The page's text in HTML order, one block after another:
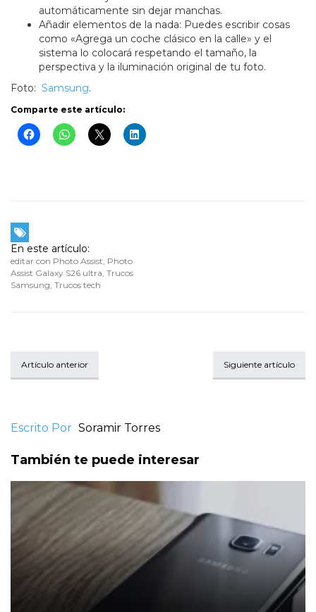
automáticamente sin dejar manchas.
Añadir elementos de la nada: Puedes escribir cosas
como «Agrega un coche clásico en la calle» y el
sistema lo colocará respetando el tamaño, la
perspectiva y la iluminación original de tu foto.
Foto: Samsung.
Comparte este artículo:
En este artículo:
editar con Photo Assist Photo
Assist Galaxy S26 ultra Trucos
Samsung Trucos tech
Artículo anterior Siguiente artículo
Escrito Por Soramir Torres
También te puede interesar